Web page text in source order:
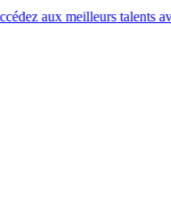
talents avec G-P